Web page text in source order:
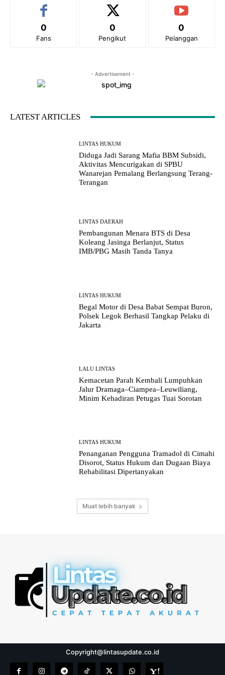
0
Fans
0
Pengikut
0
Pelanggan
- Advertisement -
LATEST ARTICLES
LINTAS HUKUM
Diduga Jadi Sarang Mafia BBM Subsidi,
Aktivitas Mencurigakan di SPBU
Wanarejan Pemalang Berlangsung Terang-
Terangan
LINTAS DAERAH
Pembangunan Menara BTS di Desa
Koleang Jasinga Berlanjut, Status
IMB/PBG Masih Tanda Tanya
LINTAS HUKUM
Begal Motor di Desa Babat Sempat Buron,
Polsek Legok Berhasil Tangkap Pelaku di
Jakarta
LALU LINTAS
Kemacetan Parah Kembali Lumpuhkan
Jalur Dramaga–Ciampea–Leuwiliang,
Minim Kehadiran Petugas Tuai Sorotan
LINTAS HUKUM
Penanganan Pengguna Tramadol di Cimahi
Disorot, Status Hukum dan Dugaan Biaya
Rehabilitasi Dipertanyakan
Muat lebih banyak
Copyright@lintasupdate.co.id